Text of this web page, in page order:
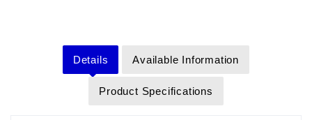
Details Available Information
Product Specifications